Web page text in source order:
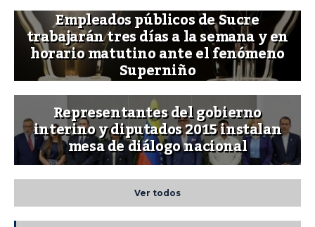
Empleados públicos de Sucre
trabajarán tres días a la semana y en
horario matutino ante el fenómeno
Superniño
Representantes del gobierno
interino y diputados 2015 instalan
mesa de diálogo nacional
Ver todos